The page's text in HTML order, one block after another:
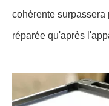
cohérente
réparée qu'après